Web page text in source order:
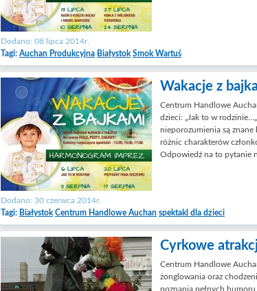
Dodano: 08 lipca 2014r.
Tagi: Auchan Produkcyjna Białystok Smok Wartuś
Wakacje z
Centrum Handlowe
dzieci: „Jak to w
nieporozumienia są znane
różnic charakterów
Odpowiedź na to pytanie
Dodano: 30 czerwca 2014r.
Tagi: Białystok Centrum Handlowe Auchan spektakl dla dzieci
Cyrkowe
Centrum Handlowe
żonglowania oraz
poznania pełnych